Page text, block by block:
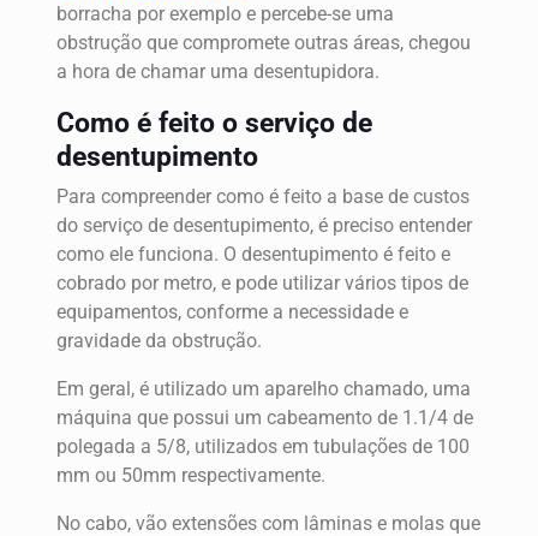
borracha por exemplo e percebe-se uma
obstrução que compromete outras áreas, chegou
a hora de chamar uma desentupidora.
Como é feito o serviço de
desentupimento
Para compreender como é feito a base de custos
do serviço de desentupimento, é preciso entender
como ele funciona. O desentupimento é feito e
cobrado por metro, e pode utilizar vários tipos de
equipamentos, conforme a necessidade e
gravidade da obstrução.
Em geral, é utilizado um aparelho chamado, uma
máquina que possui um cabeamento de 1.1/4 de
polegada a 5/8, utilizados em tubulações de 100
mm ou 50mm respectivamente.
No cabo, vão extensões com lâminas e molas que